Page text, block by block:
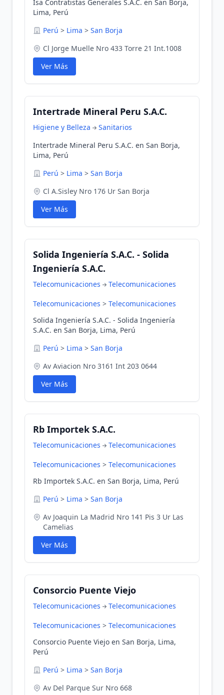
Isa Contratistas Generales S.A.C. en San Borja,
Lima, Perú
Perú > Lima > San Borja
Cl Jorge Muelle Nro 433 Torre 21 Int.1008
Ver Más
Intertrade Mineral Peru S.A.C.
Higiene y Belleza
Sanitarios
Intertrade Mineral Peru S.A.C. en San Borja,
Lima, Perú
Perú > Lima > San Borja
Cl A.Sisley Nro 176 Ur San Borja
Ver Más
Solida Ingeniería S.A.C. - Solida
Ingeniería S.A.C.
Telecomunicaciones Telecomunicaciones
Telecomunicaciones > Telecomunicaciones
Solida Ingeniería S.A.C. - Solida Ingeniería
S.A.C. en San Borja, Lima, Perú
Perú > Lima > San Borja
Av Aviacion Nro 3161 Int 203 0644
Ver Más
Rb Importek S.A.C.
Telecomunicaciones Telecomunicaciones
Telecomunicaciones > Telecomunicaciones
Rb Importek S.A.C. en San Borja, Lima, Perú
Perú > Lima > San Borja
Av Joaquin La Madrid Nro 141 Pis 3 Ur Las
Camelias
Ver Más
Consorcio Puente Viejo
Telecomunicaciones Telecomunicaciones
Telecomunicaciones > Telecomunicaciones
Consorcio Puente Viejo en San Borja, Lima,
Perú
Perú > Lima > San Borja
Av Del Parque Sur Nro 668